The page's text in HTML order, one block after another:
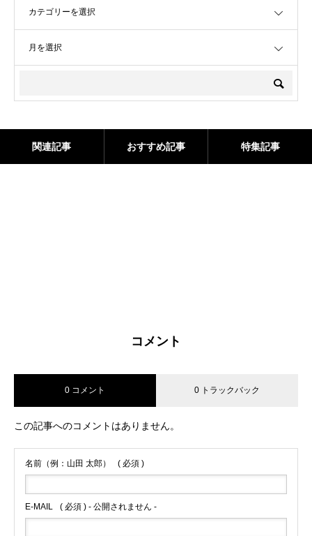
関連記事 おすすめ記事 特集記事
コメント
0 コメント 0 トラックバック
この記事へのコメントはありません。
名前（例：山田 太郎） ( 必須 )
E-MAIL ( 必須 ) - 公開されません -